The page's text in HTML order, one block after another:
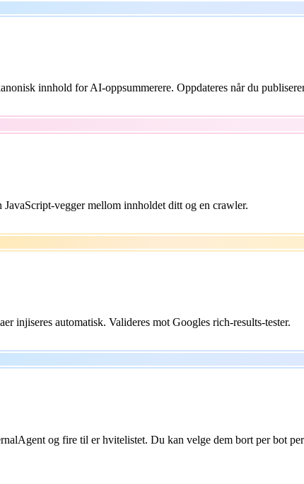
innhold for AI-oppsummerere. Oppdateres når du
vegger mellom innholdet ditt og en crawler.
injiseres automatisk. Valideres mot Googles rich-results-tester.
og fire til er hvitelistet. Du kan velge dem bort per bot per